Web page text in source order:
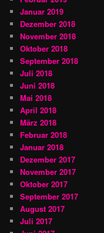
Januar 2019
Dezember 2018
November 2018
Oktober 2018
September 2018
Juli 2018
Juni 2018
Mai 2018
April 2018
März 2018
Februar 2018
Januar 2018
Dezember 2017
November 2017
Oktober 2017
September 2017
August 2017
Juli 2017